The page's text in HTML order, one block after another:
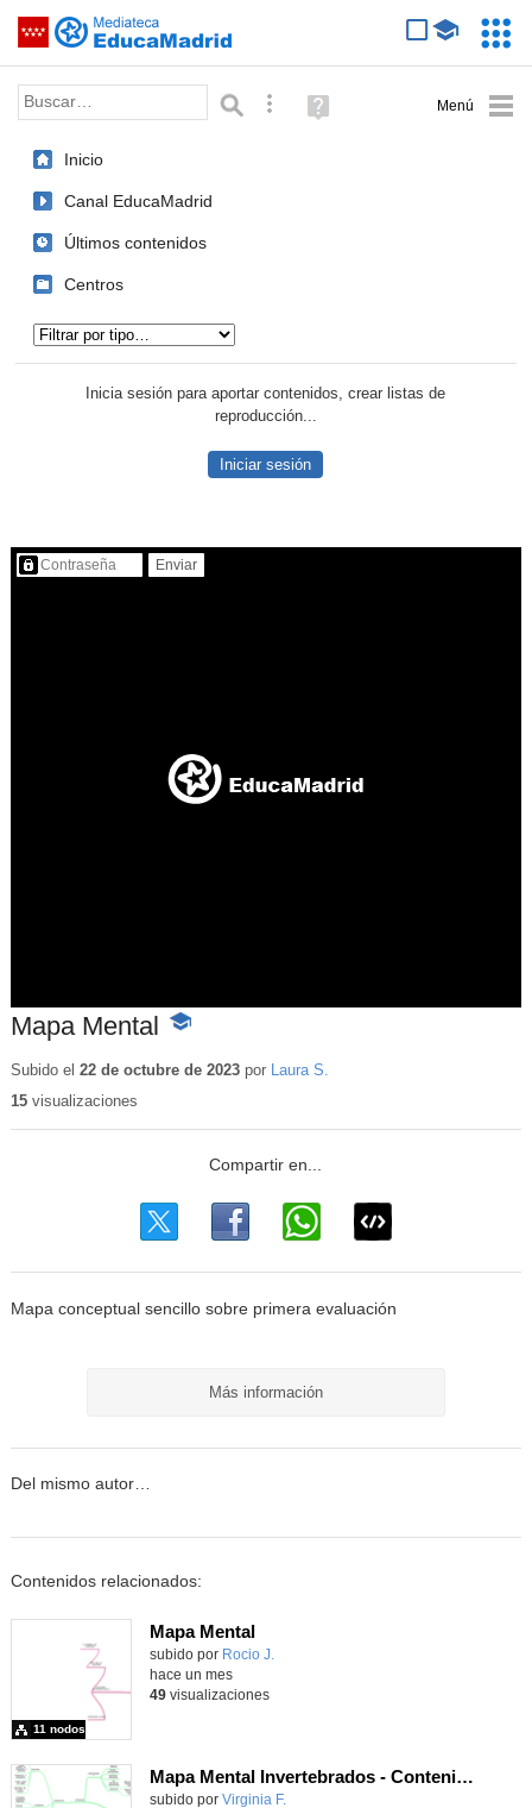
Saltar navegación
Palabra o frase: Búsqueda avanzada
Ayuda
(en
Inicio
Canal EducaMadrid
Últimos contenidos
Centros
Inicia sesión para aportar contenidos, crear listas de
reproducción...
Iniciar sesión
Contenido protegido…
Mapa Mental
-
educativo
Subido el 22 de octubre de 2023por
Laura S.
15visualizaciones
Mapa conceptual sencillo sobre primera evaluación
Más información
Del mismo autor…
Contenidos relacionados:
Mapa Mental
subido por Rocio J.
11 nodos
hace un mes
49visualizaciones
Mapa Mental Invertebrados - Contenido educativo
Contenido educativo.
subido por Virginia F.